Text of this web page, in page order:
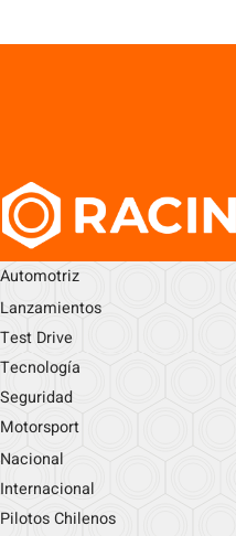
Automotriz
Lanzamientos
Test Drive
Tecnología
Seguridad
Motorsport
Nacional
Internacional
Pilotos Chilenos